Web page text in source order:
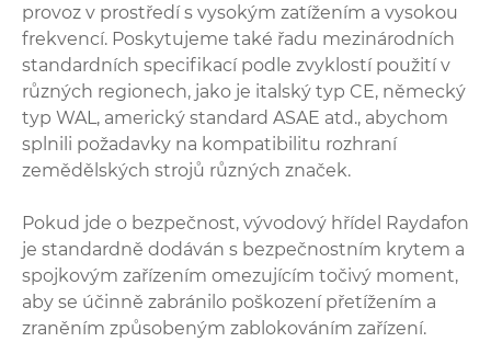
provoz v prostředí s vysokým zatížením a vysokou
frekvencí. Poskytujeme také řadu mezinárodních
standardních specifikací podle zvyklostí použití v
různých regionech, jako je italský typ CE, německý
typ WAL, americký standard ASAE atd., abychom
splnili požadavky na kompatibilitu rozhraní
zemědělských strojů různých značek.
Pokud jde o bezpečnost, vývodový hřídel Raydafon
je standardně dodáván s bezpečnostním krytem a
spojkovým zařízením omezujícím točivý moment,
aby se účinně zabránilo poškození přetížením a
zraněním způsobeným zablokováním zařízení.